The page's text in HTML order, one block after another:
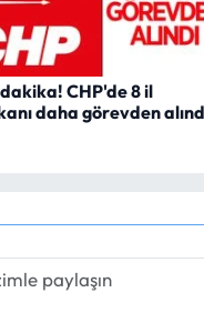
CHP'de 8 il
daha görevden